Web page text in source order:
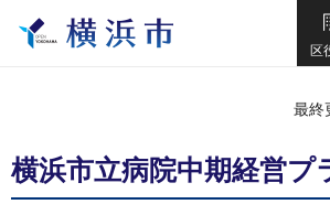
区
最終
横浜市立病院中期経営プ